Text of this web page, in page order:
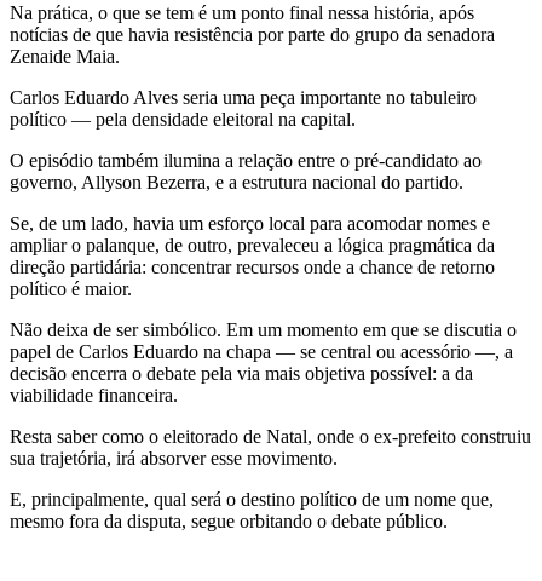
Na prática, o que se tem é um ponto final nessa história, após
notícias de que havia resistência por parte do grupo da senadora
Zenaide Maia.
Carlos Eduardo Alves seria uma peça importante no tabuleiro
político — pela densidade eleitoral na capital.
O episódio também ilumina a relação entre o pré-candidato ao
governo, Allyson Bezerra, e a estrutura nacional do partido.
Se, de um lado, havia um esforço local para acomodar nomes e
ampliar o palanque, de outro, prevaleceu a lógica pragmática da
direção partidária: concentrar recursos onde a chance de retorno
político é maior.
Não deixa de ser simbólico. Em um momento em que se discutia o
papel de Carlos Eduardo na chapa — se central ou acessório —, a
decisão encerra o debate pela via mais objetiva possível: a da
viabilidade financeira.
Resta saber como o eleitorado de Natal, onde o ex-prefeito construiu
sua trajetória, irá absorver esse movimento.
E, principalmente, qual será o destino político de um nome que,
mesmo fora da disputa, segue orbitando o debate público.